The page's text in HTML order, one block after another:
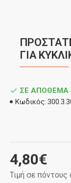
ΓΙΑ
4,80€
Τιμή σε πόντους
ΣΕ ΑΠΌΘΕΜΑ
Κωδικός: